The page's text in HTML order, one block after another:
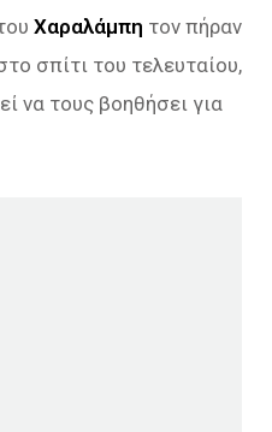
Χαραλάμπη τον πήραν
σπίτι του τελευταίου,
να τους βοηθήσει για